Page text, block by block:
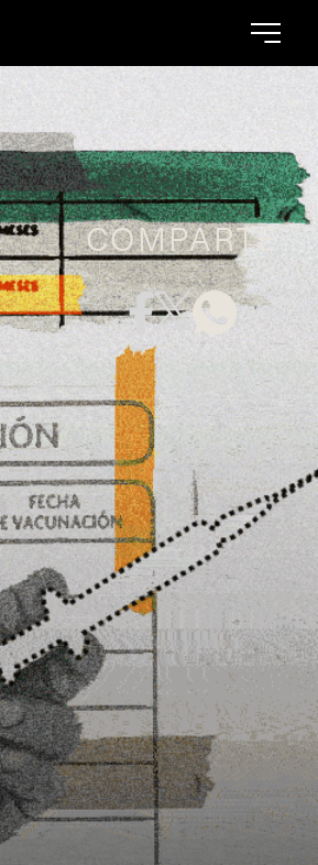
COMPARTE